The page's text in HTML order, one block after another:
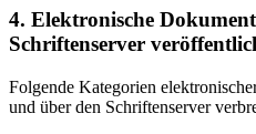
4. Elektronische
Schriftenserver
Folgende Kategorien
und über den Schriftenserver